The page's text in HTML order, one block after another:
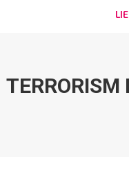
TERRORISM